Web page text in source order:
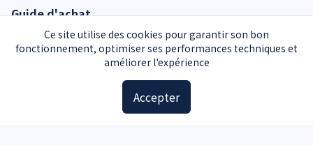
Ce site utilise des cookies pour garantir son bon
fonctionnement, optimiser ses performances techniques et
améliorer l'expérience
Accepter
Guide d'achat
Guide voiture d'occasion
Guide moto d'occasion
Guide voiture d'occasion